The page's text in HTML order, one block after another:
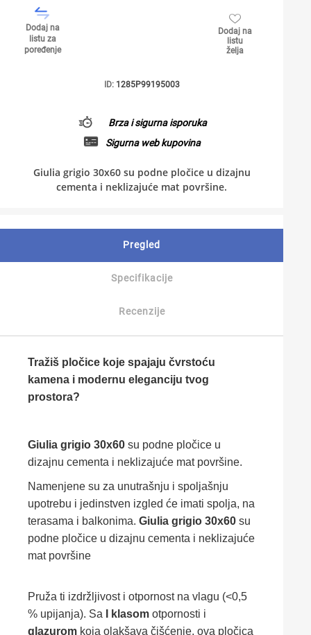
Dodaj na
listu za
poređenje
Dodaj na
listu
želja
ID: 1285P99195003
Brza i sigurna isporuka
Sigurna web kupovina
Giulia grigio 30x60 su podne pločice u dizajnu
cementa i neklizajuće mat površine.
Pregled
Specifikacije
Recenzije
Tražiš pločice koje spajaju čvrstoću
kamena i modernu eleganciju tvog
prostora?
Giulia grigio 30x60 su podne pločice u
dizajnu cementa i neklizajuće mat površine.
Namenjene su za unutrašnju i spoljašnju
upotrebu i jedinstven izgled će imati spolja, na
terasama i balkonima. Giulia grigio 30x60 su
podne pločice u dizajnu cementa i neklizajuće
mat površine
Pruža ti izdržljivost i otpornost na vlagu (<0,5
% upijanja). Sa
I klasom otpornosti i
glazurom koja olakšava čišćenje, ova pločica